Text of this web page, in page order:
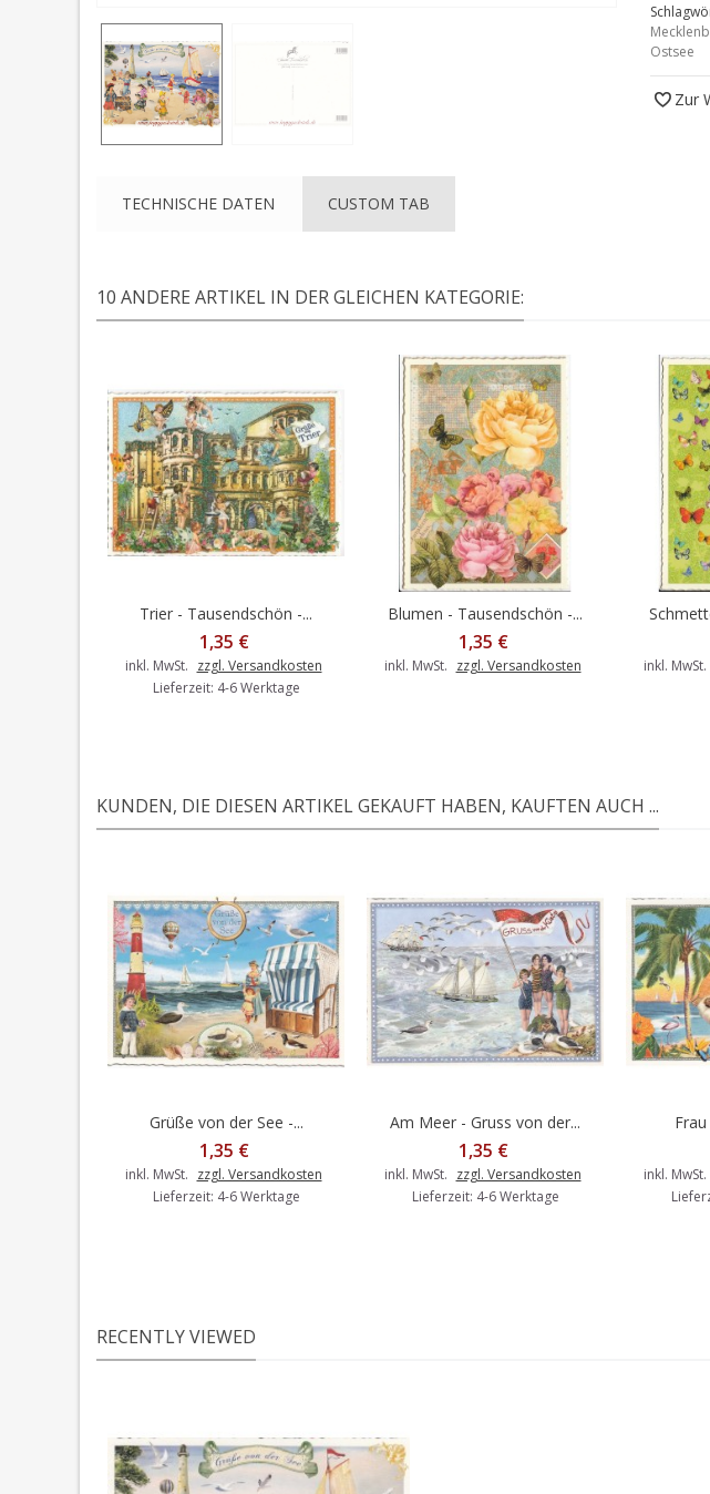
Ostsee
Zur
TECHNISCHE DATEN CUSTOM TAB
10 ANDERE ARTIKEL IN DER GLEICHEN KATEGORIE:
In den Warenkorb
Trier - Tausendschön -...
1,35 €
inkl. MwSt. zzgl. Versandkosten
Lieferzeit: 4-6 Werktage
Blumen - Tausendschön -...
1,35 €
inkl. MwSt. zzgl. Versandkosten inkl. MwSt.
KUNDEN, DIE DIESEN ARTIKEL GEKAUFT HABEN, KAUFTEN AUCH ...
In den Warenkorb
Grüße von der See -...
1,35 €
inkl. MwSt. zzgl. Versandkosten
Lieferzeit: 4-6 Werktage
In den Warenkorb
Am Meer - Gruss von der...
1,35 €
inkl. MwSt. zzgl. Versandkosten
Lieferzeit: 4-6 Werktage
inkl. MwSt.
RECENTLY VIEWED